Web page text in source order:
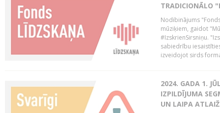
TRADICIONĀLO
Nodibinājums
mūziķiem, gaidot
#IzskrienSirsniņu.
sabiedrību
izveidojot sirds
2024. GADA 1.
IZPILDĪJUMA
UN LAIPA